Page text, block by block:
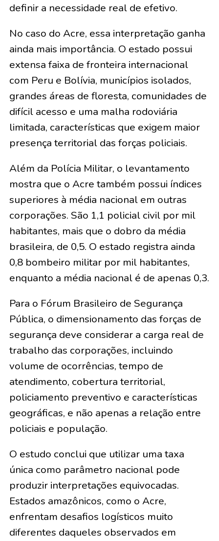
definir a necessidade real de efetivo.
No caso do Acre, essa interpretação ganha
ainda mais importância. O estado possui
extensa faixa de fronteira internacional
com Peru e Bolívia, municípios isolados,
grandes áreas de floresta, comunidades de
difícil acesso e uma malha rodoviária
limitada, características que exigem maior
presença territorial das forças policiais.
Além da Polícia Militar, o levantamento
mostra que o Acre também possui índices
superiores à média nacional em outras
corporações. São 1,1 policial civil por mil
habitantes, mais que o dobro da média
brasileira, de 0,5. O estado registra ainda
0,8 bombeiro militar por mil habitantes,
enquanto a média nacional é de apenas 0,3.
Para o Fórum Brasileiro de Segurança
Pública, o dimensionamento das forças de
segurança deve considerar a carga real de
trabalho das corporações, incluindo
volume de ocorrências, tempo de
atendimento, cobertura territorial,
policiamento preventivo e características
geográficas, e não apenas a relação entre
policiais e população.
O estudo conclui que utilizar uma taxa
única como parâmetro nacional pode
produzir interpretações equivocadas.
Estados amazônicos, como o Acre,
enfrentam desafios logísticos muito
diferentes daqueles observados em